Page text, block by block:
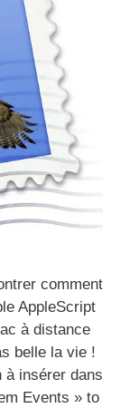
comment
AppleScript
à distance
belle la vie !
à insérer dans
Events » to